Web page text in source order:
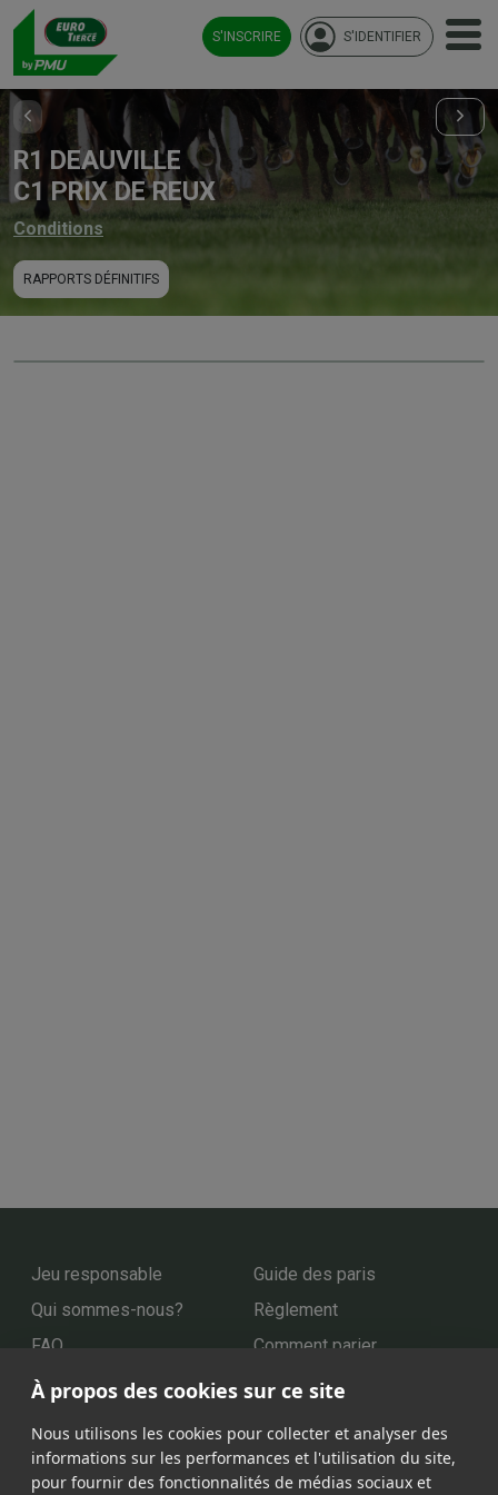
S'INSCRIRE S'IDENTIFIER
R1 DEAUVILLE
C1 PRIX DE REUX
Conditions
RAPPORTS DÉFINITIFS
Jeu responsable
Guide des paris
Qui sommes-nous?
Règlement
FAQ
Comment parier
Video Live
Nos partenaires
À propos des cookies sur ce site
Nous utilisons les cookies pour collecter et analyser des
informations sur les performances et l'utilisation du site,
pour fournir des fonctionnalités de médias sociaux et